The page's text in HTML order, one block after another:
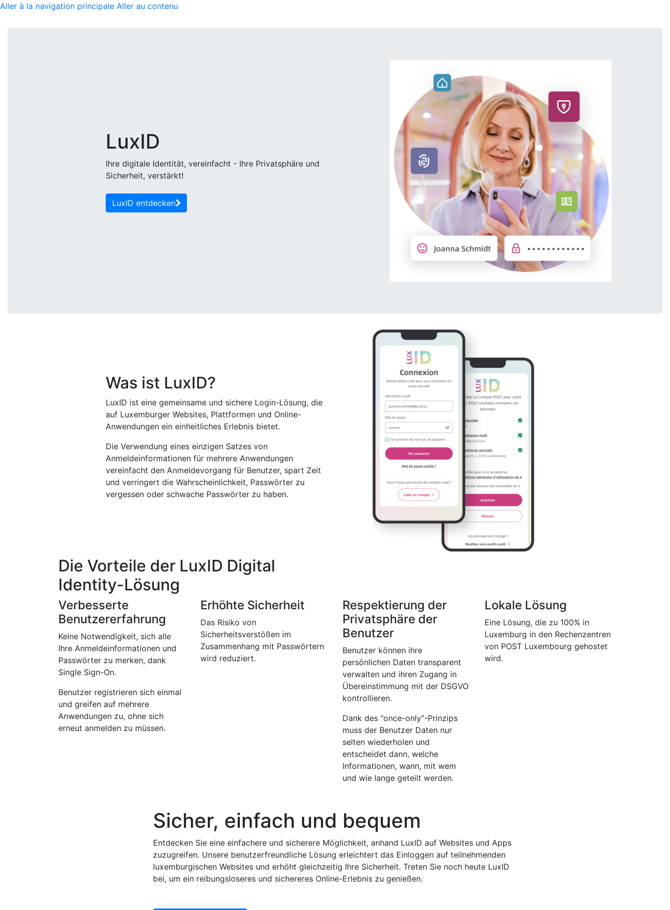
Aller à la navigation principale Aller au contenu
LuxID
Ihre digitale Identität, vereinfacht - Ihre Privatsphäre und
Sicherheit, verstärkt!
LuxID entdecken
Was ist LuxID?
LuxID ist eine gemeinsame und sichere Login-Lösung, die
auf Luxemburger Websites, Plattformen und Online-
Anwendungen ein einheitliches Erlebnis bietet.
Die Verwendung eines einzigen Satzes von
Anmeldeinformationen für mehrere Anwendungen
vereinfacht den Anmeldevorgang für Benutzer, spart Zeit
und verringert die Wahrscheinlichkeit, Passwörter zu
vergessen oder schwache Passwörter zu haben.
Die Vorteile der LuxID Digital
Identity-Lösung
Verbesserte
Benutzererfahrung
Keine Notwendigkeit, sich alle
Ihre Anmeldeinformationen und
Passwörter zu merken, dank
Single Sign-On.
Benutzer registrieren sich einmal
und greifen auf mehrere
Anwendungen zu, ohne sich
erneut anmelden zu müssen.
Erhöhte Sicherheit
Das Risiko von
Sicherheitsverstößen im
Zusammenhang mit Passwörtern
wird reduziert.
Respektierung der
Privatsphäre der
Benutzer
Benutzer können ihre
persönlichen Daten transparent
verwalten und ihren Zugang in
Übereinstimmung mit der DSGVO
kontrollieren.
Dank des "once-only"-Prinzips
muss der Benutzer Daten nur
selten wiederholen und
entscheidet dann, welche
Informationen, wann, mit wem
und wie lange geteilt werden.
Lokale Lösung
Eine Lösung, die zu 100% in
Luxemburg in den Rechenzentren
von POST Luxembourg gehostet
wird.
Sicher, einfach und bequem
Entdecken Sie eine einfachere und sicherere Möglichkeit, anhand LuxID auf Websites und Apps
zuzugreifen. Unsere benutzerfreundliche Lösung erleichtert das Einloggen auf teilnehmenden
luxemburgischen Websites und erhöht gleichzeitig Ihre Sicherheit. Treten Sie noch heute LuxID
bei, um ein reibungsloseres und sichereres Online-Erlebnis zu genießen.
Close
erforderlich. Bitte beachten Sie, dass Sie diese wesentlichen Cookies nicht deaktivieren können.
Weitere Informationen darüber, wie wir Cookies behandeln, finden Sie auf unserer [Datenschutz-
Die von uns gesetzten Cookies sind in der folgenden Liste detailliert aufgeführt. Das Blockieren
dieser Cookies, die keine direkt identifizierbaren persönlichen Daten speichern, kann dazu
führen, dass bestimmte Teile der Website nicht ordnungsgemäß funktionieren.
Cookies von Erstanbietern
Close